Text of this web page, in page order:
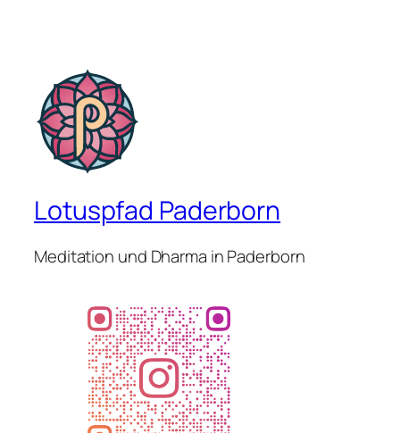
Lotuspfad Paderborn
Meditation und Dharma in Paderborn